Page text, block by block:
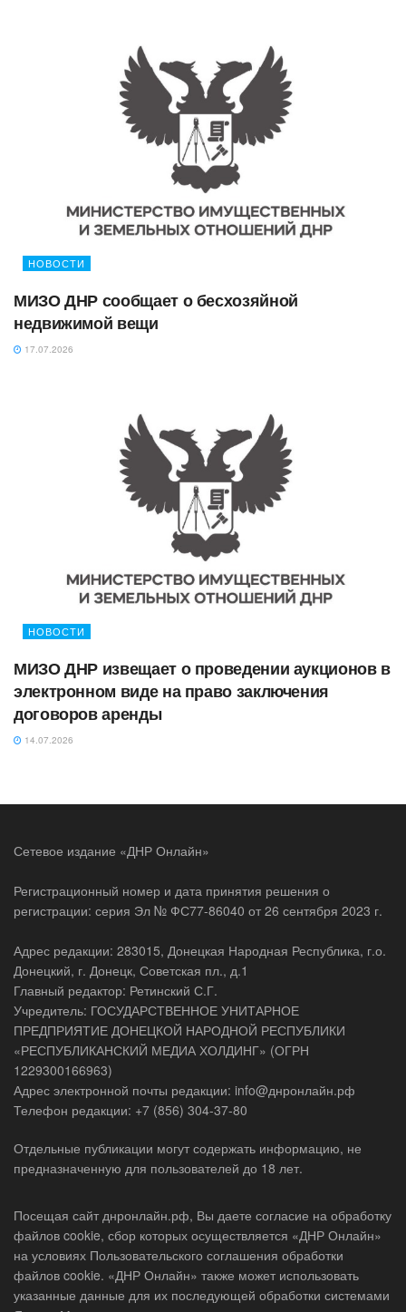
НОВОСТИ
МИЗО ДНР сообщает о бесхозяйной
недвижимой вещи
17.07.2026
НОВОСТИ
МИЗО ДНР извещает о проведении аукционов в
электронном виде на право заключения
договоров аренды
14.07.2026
Сетевое издание «ДНР Онлайн»
Регистрационный номер и дата принятия решения о
регистрации: серия Эл № ФС77-86040 от 26 сентября 2023 г.
Адрес редакции: 283015, Донецкая Народная Республика, г.о.
Донецкий, г. Донецк, Советская пл., д.1
Главный редактор: Ретинский С.Г.
Учредитель: ГОСУДАРСТВЕННОЕ УНИТАРНОЕ
ПРЕДПРИЯТИЕ ДОНЕЦКОЙ НАРОДНОЙ РЕСПУБЛИКИ
«РЕСПУБЛИКАНСКИЙ МЕДИА ХОЛДИНГ» (ОГРН
1229300166963)
Адрес электронной почты редакции: info@днронлайн.рф
Телефон редакции: +7 (856) 304-37-80
Отдельные публикации могут содержать информацию, не
предназначенную для пользователей до 18 лет.
Посещая сайт днронлайн.рф, Вы даете согласие на обработку
файлов cookie, сбор которых осуществляется «ДНР Онлайн»
на условиях Пользовательского соглашения обработки
файлов cookie. «ДНР Онлайн» также может использовать
указанные данные для их последующей обработки системами